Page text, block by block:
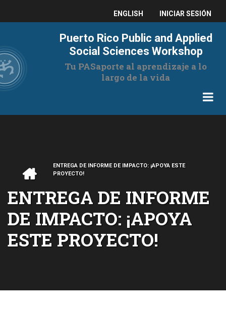
ENGLISH
USER
ACCOUNT
MENU
INICIAR SESIÓN
Puerto Rico Public and Applied
Social Sciences Workshop
Tu PASaporte al aprendizaje a lo
largo de la vida
RUTA
DE
NAVEGACIÓN
ENTREGA DE INFORME DE IMPACTO: ¡APOYA ESTE
PROYECTO!
ENTREGA DE INFORME
DE IMPACTO: ¡APOYA
ESTE PROYECTO!